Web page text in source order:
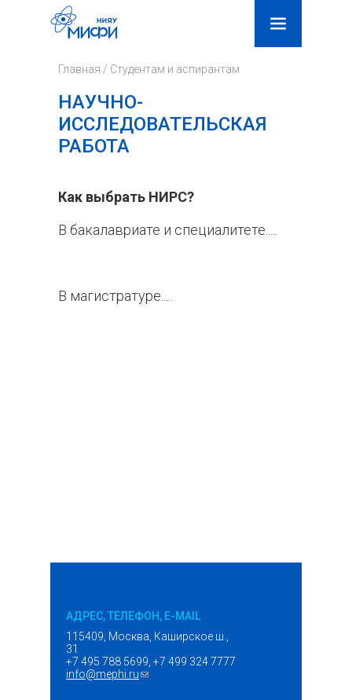
Главная / Студентам и аспирантам
НАУЧНО-
ИССЛЕДОВАТЕЛЬСКАЯ
РАБОТА
Как выбрать НИРС?
В бакалавриате и специалитете.....
В магистратуре.....
АДРЕС, ТЕЛЕФОН, E-MAIL
115409, Москва, Каширское ш.,
31
+7 495 788 5699, +7 499 324 7777
info@mephi.ru(ссылка для отправки email)